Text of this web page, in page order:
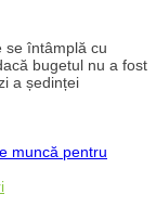
n-
rectificare
se întâmplă cu
bugetul nu a fost
a ședinței